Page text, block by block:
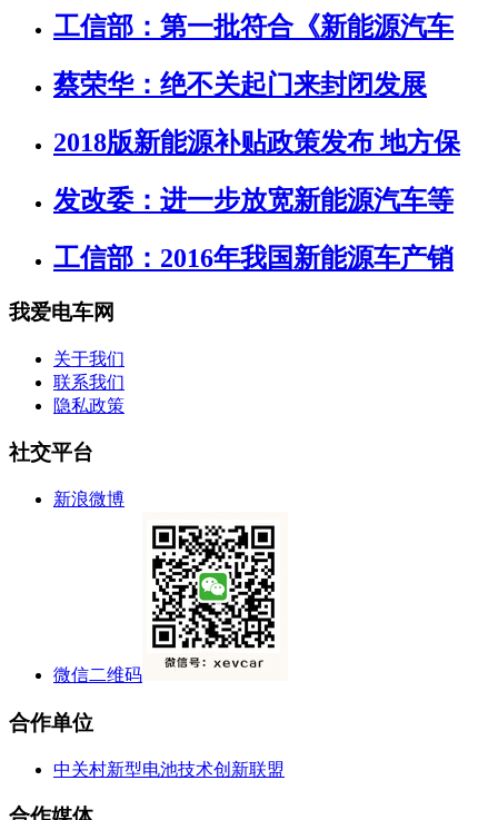
工信部：第一批符合《新能源汽车
蔡荣华：绝不关起门来封闭发展
2018版新能源补贴政策发布 地方保
发改委：进一步放宽新能源汽车等
工信部：2016年我国新能源车产销
我爱电车网
关于我们
联系我们
隐私政策
社交平台
新浪微博
微信二维码
合作单位
中关村新型电池技术创新联盟